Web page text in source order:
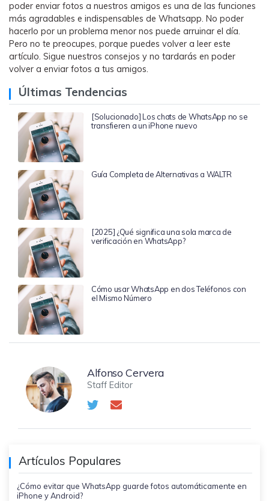
poder enviar fotos a nuestros amigos es una de las funciones
más agradables e indispensables de Whatsapp. No poder
hacerlo por un problema menor nos puede arruinar el día.
Pero no te preocupes, porque puedes volver a leer este
artículo. Sigue nuestros consejos y no tardarás en poder
volver a enviar fotos a tus amigos.
Últimas Tendencias
[Solucionado] Los chats de WhatsApp no se
transfieren a un iPhone nuevo
Guía Completa de Alternativas a WALTR
[2025] ¿Qué significa una sola marca de
verificación en WhatsApp?
Cómo usar WhatsApp en dos Teléfonos con
el Mismo Número
Alfonso Cervera
Staff Editor
Artículos Populares
¿Cómo evitar que WhatsApp guarde fotos automáticamente en
iPhone y Android?